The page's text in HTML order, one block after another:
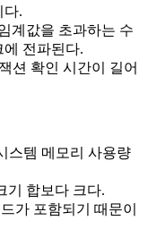
다.
계값을 초과하는 수
전파된다.
션 확인 시간이 길어
스템 메모리 사용량
기 합보다 크다.
가 포함되기 때문이